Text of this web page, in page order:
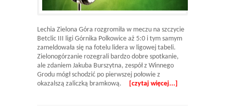
Lechia Zielona Góra rozgromiła w meczu na szczycie
Betclic III ligi Górnika Polkowice aż 5:0 i tym samym
zameldowała się na fotelu lidera w ligowej tabeli.
Zielonogórzanie rozegrali bardzo dobre spotkanie,
ale zdaniem Jakuba Burszytna, zespół z Winnego
Grodu mógł schodzić po pierwszej połowie z
okazalszą zaliczką bramkową.
[czytaj więcej...]